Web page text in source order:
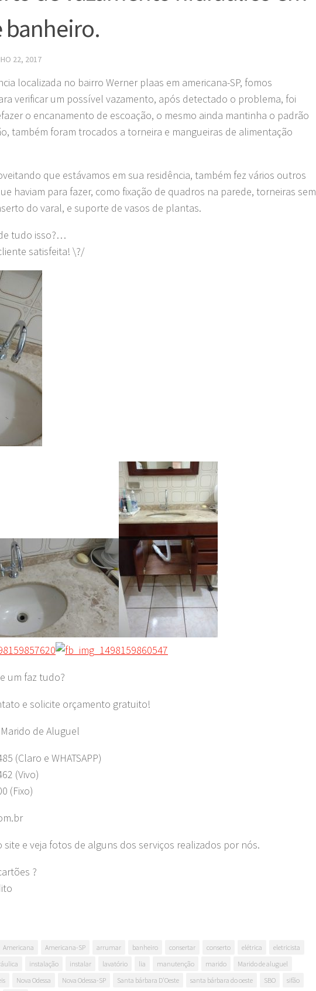
banheiro.
22, 2017
localizada no bairro Werner plaas em americana-SP, fomos
verificar um possível vazamento, após detectado o problema, foi
o encanamento de escoação, o mesmo ainda mantinha o padrão
também foram trocados a torneira e mangueiras de alimentação
que estávamos em sua residência, também fez vários outros
haviam para fazer, como fixação de quadros na parede, torneiras sem
do varal, e suporte de vasos de plantas.
tudo isso?…
satisfeita! \?/
um faz tudo?
e solicite orçamento gratuito!
de Aluguel
(Claro e WHATSAPP)
(Vivo)
(Fixo)
site e veja fotos de alguns dos serviços realizados por nós.
?
Americana Americana-SP arrumar banheiro consertar conserto elétrica
eletricista
instalação instalar lavatório lia manutenção marido
Marido de aluguel
Nova Odessa Nova Odessa-SP Santa bárbara D'Oeste santa bárbara do oeste SBO
sifão